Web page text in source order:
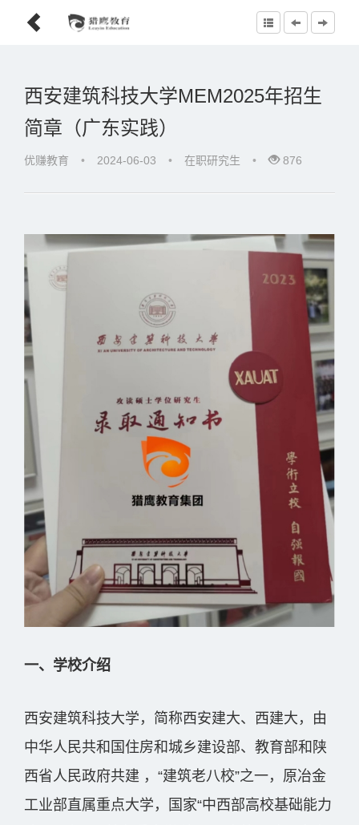
西安建筑科技大学MEM2025年招生
简章（广东实践）
优赚教育 • 2024-06-03 • 在职研究生 • 876
一、学校介绍
西安建筑科技大学，简称西安建大、西建大，由
中华人民共和国住房和城乡建设部、教育部和陕
西省人民政府共建 ，“建筑老八校”之一，原冶金
工业部直属重点大学，国家“中西部高校基础能力